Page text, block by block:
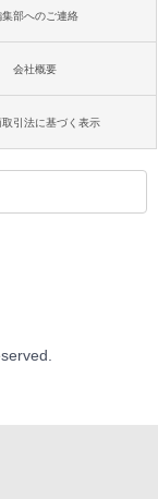
集部へのご連絡
会社概要
取引法に基づく表示